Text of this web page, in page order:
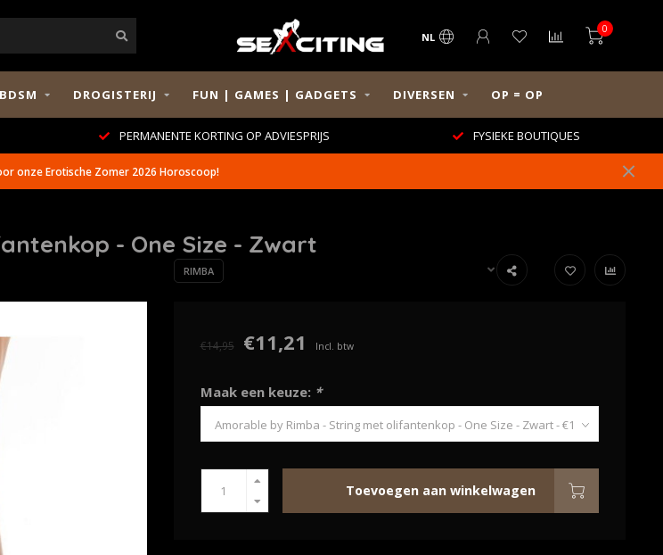
NL
0
BDSM DROGISTERIJ FUN | GAMES | GADGETS DIVERSEN OP = OP
PERMANENTE KORTING OP ADVIESPRIJS FYSIEKE BOUTIQUES
onze Erotische Zomer 2026 Horoscoop!
- One Size - Zwart
RIMBA
€14,95 €11,21 Incl. btw
Maak een keuze: *
Toevoegen aan winkelwagen